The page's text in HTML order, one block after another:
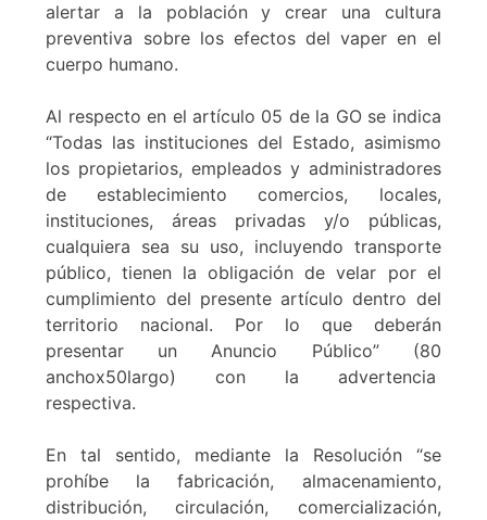
alertar a la población y crear una cultura
preventiva sobre los efectos del vaper en el
cuerpo humano.
Al respecto en el artículo 05 de la GO se indica
“Todas las instituciones del Estado, asimismo
los propietarios, empleados y administradores
de establecimiento comercios, locales,
instituciones, áreas privadas y/o públicas,
cualquiera sea su uso, incluyendo transporte
público, tienen la obligación de velar por el
cumplimiento del presente artículo dentro del
territorio nacional. Por lo que deberán
presentar un Anuncio Público” (80
anchox50largo) con la advertencia
respectiva.
En tal sentido, mediante la Resolución “se
prohíbe la fabricación, almacenamiento,
distribución, circulación, comercialización,